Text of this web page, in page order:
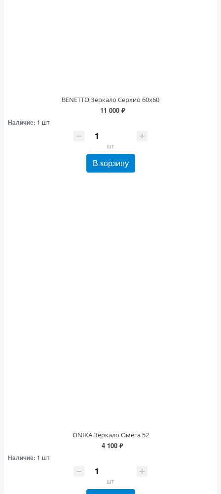
BENETTO Зеркало Серхио 60х60
11 000 ₽
Наличие: 1 шт
шт
В корзину
ONIKA Зеркало Омега 52
4 100 ₽
Наличие: 1 шт
шт